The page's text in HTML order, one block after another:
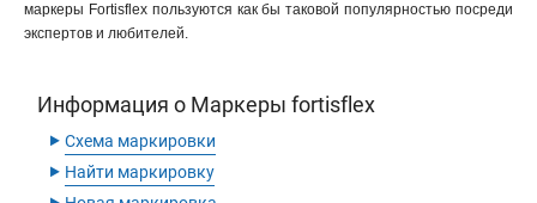
маркеры Fortisflex пользуются как бы таковой популярностью посреди
экспертов и любителей.
Информация о Маркеры fortisflex
‣ Схема маркировки
‣ Найти маркировку